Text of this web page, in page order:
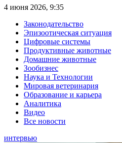
4 июня 2026, 9:35
Законодательство
Эпизоотическая ситуация
Цифровые системы
Продуктивные животные
Домашние животные
Зообизнес
Наука и Технологии
Мировая ветеринария
Образование и карьера
Аналитика
Видео
Все новости
интервью